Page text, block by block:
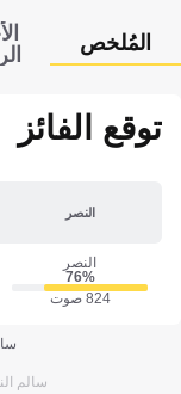
المُلخص
توقع الفائز
النصر
النصر
76‎%‎
824 صوت
سالم